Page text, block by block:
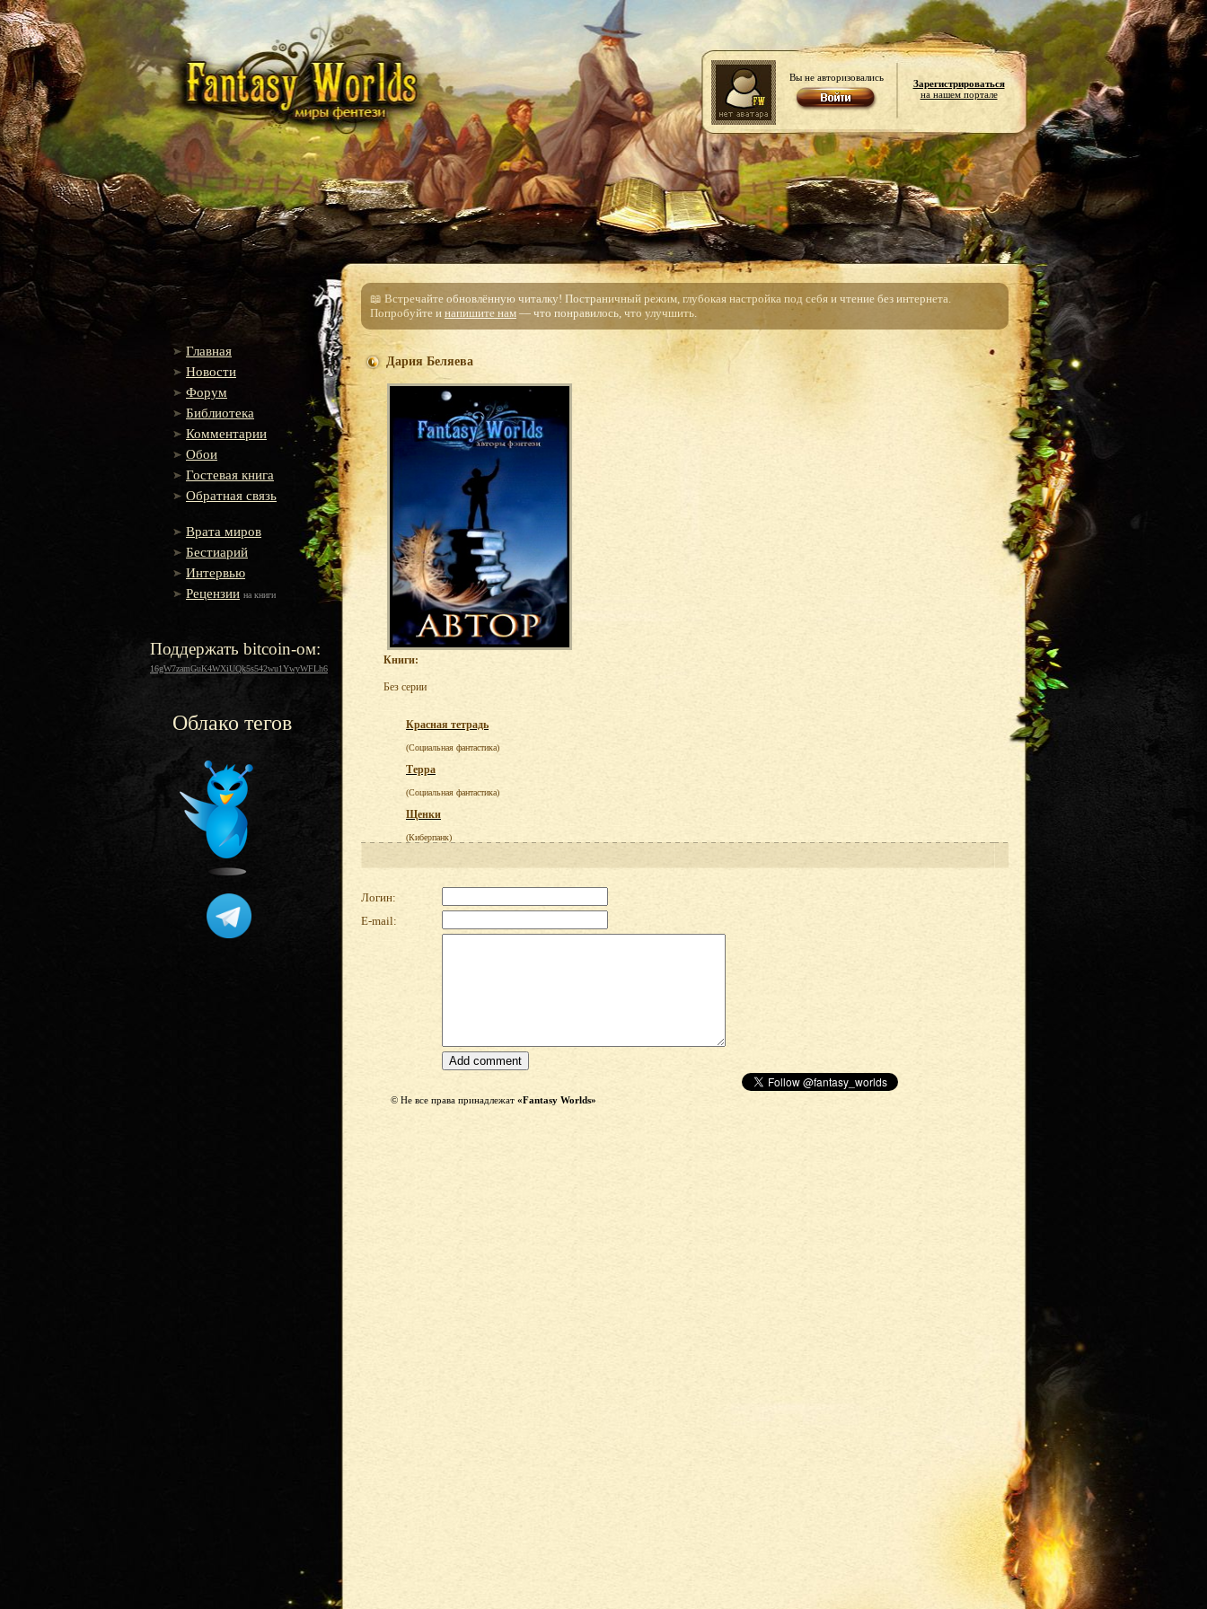
Вы не авторизовались
Зарегистрироваться
на нашем портале
Главная
Новости
Форум
Библиотека
Комментарии
Обои
Гостевая книга
Обратная связь
Врата миров
Бестиарий
Интервью
Рецензии на книги
Поддержать bitcoin-ом:
16gW7zamGuK4WXiUQk5s542wu1YwyWFLh6
Облако тегов
📖 Встречайте обновлённую читалку! Постраничный режим, глубокая настройка под себя и чтение без интернета.
Попробуйте и напишите нам — что понравилось, что улучшить.
Дария Беляева
Книги:
Без серии
Красная тетрадь
(Социальная фантастика)
Терра
(Социальная фантастика)
Щенки
(Киберпанк)
Логин:
E-mail:
© Не все права принадлежат «Fantasy Worlds»